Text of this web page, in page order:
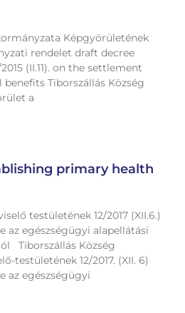
Képgyörületének
rendelet draft decree
(II.11). on the settlement
Tiborszállás Község
a
primary health
testületének 12/2017 (XII.6.)
az egészségügyi alapellátási
Tiborszállás Község
testületének 12/2017. (XII. 6)
az egészségügyi